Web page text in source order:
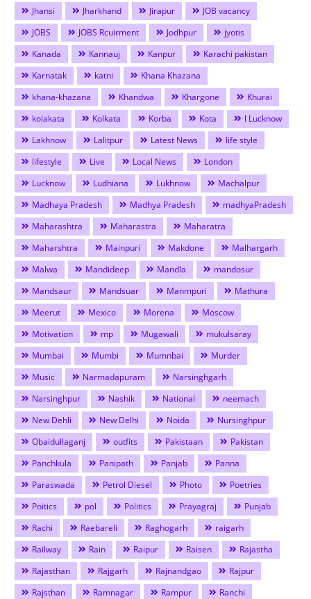
Jhansi
Jharkhand Jirapur
JOB vacancy
JOBS
JOBS Rcuirment Jodhpur
jyotis
Kanada
Kannauj Kanpur
Karachi pakistan
Karnatak
katni
Khana Khazana
khana-khazana
Khandwa Khargone
Khurai
kolakata
Kolkata Korba Kota
l Lucknow
Lakhnow
Lalitpur Latest News
life style
lifestyle
Live Local News
London
Lucknow
Ludhiana Lukhnow
Machalpur
Madhaya Pradesh
Madhya Pradesh
madhyaPradesh
Maharashtra
Maharastra
Maharatra
Maharshtra
Mainpuri Makdone
Malhargarh
Malwa
Mandideep Mandla
mandosur
Mandsaur
Mandsuar Manmpuri
Mathura
Meerut
Mexico Morena
Moscow
Motivation
mp Mugawali
mukulsaray
Mumbai
Mumbi Mumnbai
Murder
Music
Narmadapuram
Narsinghgarh
Narsinghpur
Nashik National
neemach
New Dehli
New Delhi Noida
Nursinghpur
Obaidullaganj
outfits Pakistaan
Pakistan
Panchkula
Panipath Panjab
Panna
Paraswada
Petrol Diesel Photo
Poetries
Poitics
pol Politics Prayagraj
Punjab
Rachi
Raebareli Raghogarh
raigarh
Railway
Rain Raipur Raisen
Rajastha
Rajasthan
Rajgarh Rajnandgao
Rajpur
Rajsthan
Ramnagar Rampur
Ranchi